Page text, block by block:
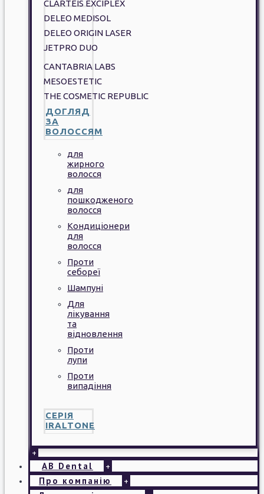
CLARTEIS EXCIPLEX
DELEO MEDISOL
DELEO ORIGIN LASER
JETPRO DUO
CANTABRIA LABS
MESOESTETIC
THE COSMETIC REPUBLIC
ДОГЛЯД
ЗА
ВОЛОССЯМ
для
жирного
волосся
для
пошкодженого
волосся
Кондиціонери
для
волосся
Проти
себореї
Шампуні
Для
лікування
та
відновлення
Проти
лупи
Проти
випадіння
СЕРІЯ
IRALTONE
+
AB Dental +
Про компанію +